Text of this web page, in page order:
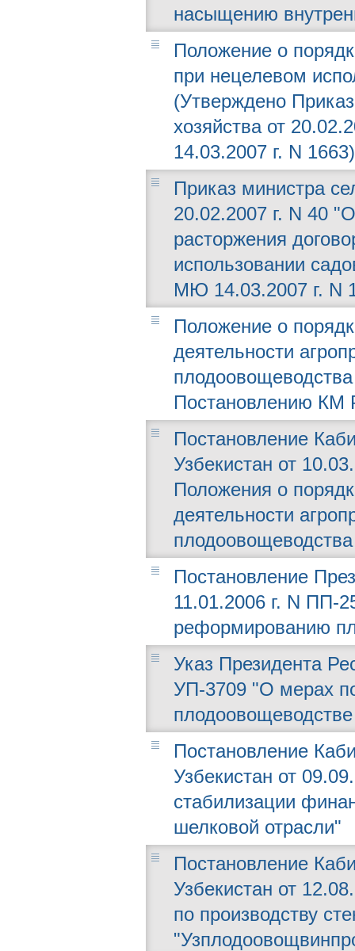
насыщению
Положение о
при нецелевом
(Утверждено
хозяйства от
14.03.2007 г. N 1663)
Приказ министра
20.02.2007 г. N 40
расторжения
использовании
МЮ 14.03.2007 г. N
Положение о
деятельности
Постановлению КМ
Постановление
Узбекистан от
Положения о
деятельности
Постановление
11.01.2006 г. N ПП-
реформированию
Указ Президента
УП-3709 "О мерах
Постановление
Узбекистан от
стабилизации
шелковой отрасли"
Постановление
Узбекистан от
по производству